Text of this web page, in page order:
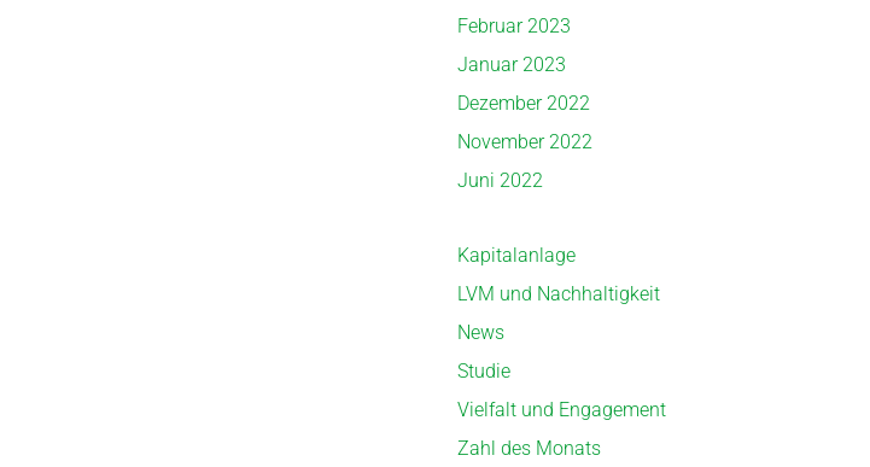
Februar 2023
Januar 2023
Dezember 2022
November 2022
Juni 2022
Kapitalanlage
LVM und Nachhaltigkeit
News
Studie
Vielfalt und Engagement
Zahl des Monats